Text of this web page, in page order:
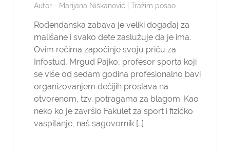
Autor - Marijana Niškanović Tražim posao
Rođendanska zabava je veliki događaj za
mališane i svako dete zaslužuje da je ima.
Ovim rečima započinje svoju priču za
Infostud, Mrgud Pajko, profesor sporta koji
se više od sedam godina profesionalno bavi
organizovanjem dečijih proslava na
otvorenom, tzv. potragama za blagom. Kao
neko ko je završio Fakulet za sport i fizičko
vaspitanje, naš sagovornik […]